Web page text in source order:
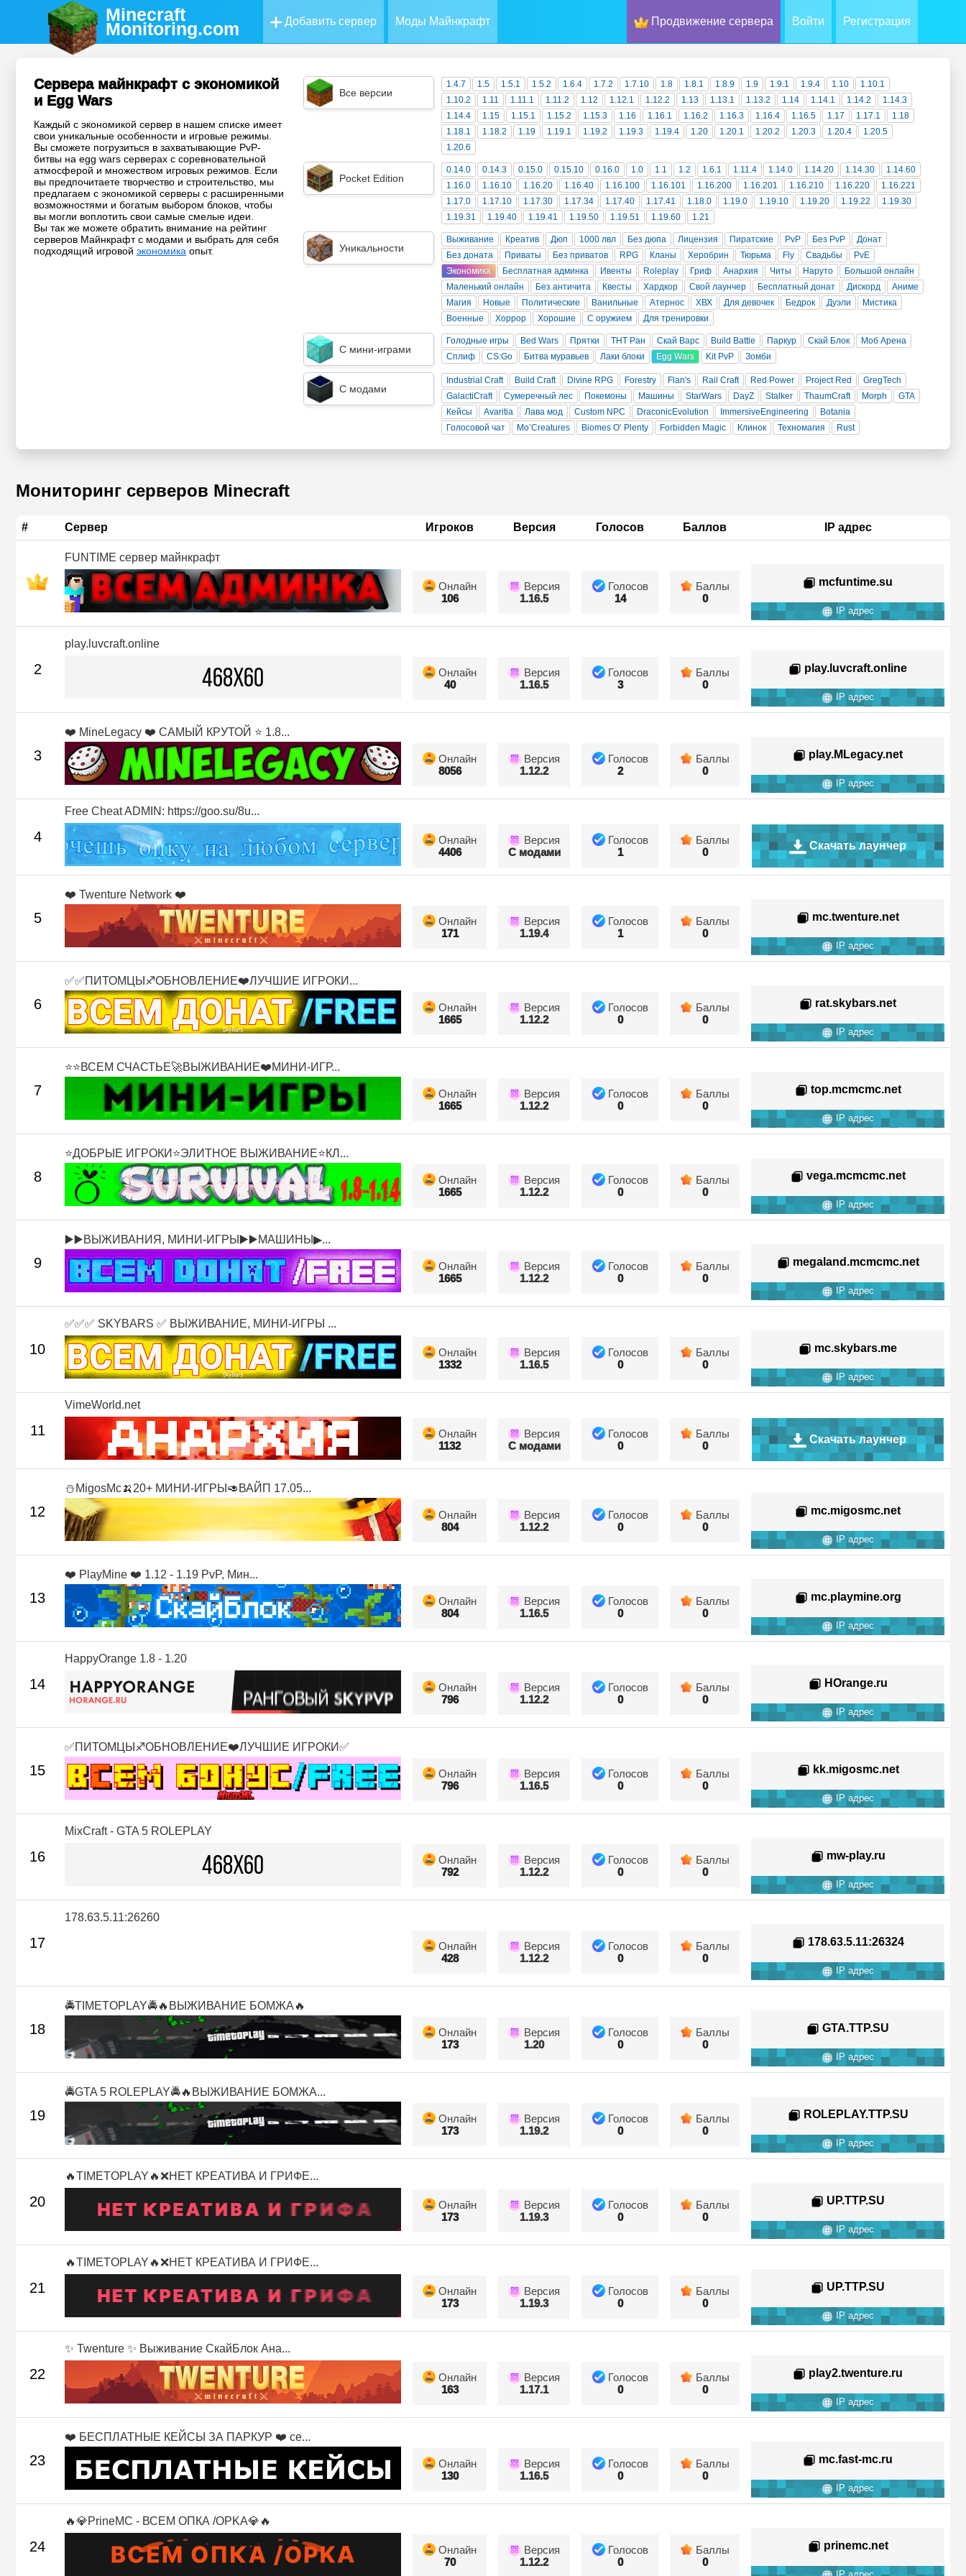
Minecraft
Monitoring.com Добавить сервер Моды Майнкрафт Продвижение сервера Войти Регистрация
Сервера майнкрафт с экономикой
и Egg Wars
Каждый с экономикой сервер в нашем списке имеет
свои уникальные особенности и игровые режимы.
Вы сможете погрузиться в захватывающие PvP-
битвы на egg wars серверах с соревновательной
атмосферой и множеством игровых режимов. Если
вы предпочитаете творчество и строительство, мы
предлагаем с экономикой серверы с расширенными
возможностями и богатым выбором блоков, чтобы
вы могли воплотить свои самые смелые идеи.
Вы так же можете обратить внимание на рейтинг
серверов Майнкрафт с модами и выбрать для себя
подходящий игровой экономика опыт.
Все версии
1.4.7 1.5 1.5.1 1.5.2 1.6.4 1.7.2 1.7.10 1.8 1.8.1 1.8.9 1.9 1.9.1 1.9.4 1.10
1.10.1
1.10.2
1.11 1.11.1 1.11.2 1.12 1.12.1 1.12.2 1.13 1.13.1 1.13.2 1.14 1.14.1 1.14.2
1.14.3
1.14.4
1.15 1.15.1 1.15.2 1.15.3 1.16 1.16.1 1.16.2 1.16.3 1.16.4 1.16.5 1.17 1.17.1
1.18
1.18.1
1.18.2 1.19 1.19.1 1.19.2 1.19.3 1.19.4 1.20 1.20.1 1.20.2 1.20.3 1.20.4
1.20.5
1.20.6
Pocket Edition
0.14.0 0.14.3 0.15.0 0.15.10 0.16.0 1.0 1.1 1.2 1.6.1 1.11.4 1.14.0 1.14.20 1.14.30
1.14.60
1.16.0
1.16.10 1.16.20 1.16.40 1.16.100 1.16.101 1.16.200 1.16.201 1.16.210 1.16.220
1.16.221
1.17.0
1.17.10 1.17.30 1.17.34 1.17.40 1.17.41 1.18.0 1.19.0 1.19.10 1.19.20 1.19.22
1.19.30
1.19.31
1.19.40 1.19.41 1.19.50 1.19.51 1.19.60 1.21
Уникальности
Выживание Креатив Дюп 1000 лвл Без дюпа Лицензия Пиратские PvP Без PvP
Донат
Без доната
Приваты Без приватов RPG Кланы Херобрин Тюрьма Fly Свадьбы
PvE
Экономика
Бесплатная админка Ивенты Roleplay Гриф Анархия Читы Наруто
Большой онлайн
Маленький онлайн
Без античита Квесты Хардкор Свой лаунчер Бесплатный донат Дискорд
Аниме
Магия
Новые Политические Ванильные Атернос ХВХ Для девочек Бедрок Дуэли
Мистика
Военные
Хоррор Хорошие С оружием Для тренировки
С мини-играми
Голодные игры Bed Wars Прятки ТНТ Ран Скай Варс Build Battle Паркур Скай Блок
Моб Арена
Сплиф
CS:Go Битва муравьев Лаки блоки Egg Wars Kit PvP Зомби
С модами
Industrial Craft Build Craft Divine RPG Forestry Flan's Rail Craft Red Power Project Red
GregTech
GalactiCraft
Сумеречный лес Покемоны Машины StarWars DayZ Stalker ThaumCraft Morph
GTA
Кейсы
Avaritia Лава мод Custom NPC DraconicEvolution ImmersiveEngineering
Botania
Голосовой чат
Mo’Creatures Biomes O’ Plenty Forbidden Magic Клинок Техномагия Rust
Мониторинг серверов Minecraft
# Сервер Игроков Версия Голосов Баллов IP адрес
FUNTIME сервер майнкрафт
Онлайн
106
Версия
1.16.5
Голосов
14
Баллы
0
mcfuntime.su
IP адрес
2
play.luvcraft.online
Онлайн
40
Версия
1.16.5
Голосов
3
Баллы
0
play.luvcraft.online
IP адрес
3
❤️ MineLegacy ❤️ САМЫЙ КРУТОЙ ⭐ 1.8...
Онлайн
8056
Версия
1.12.2
Голосов
2
Баллы
0
play.MLegacy.net
IP адрес
4
Free Cheat ADMIN: https://goo.su/8u...
Онлайн
4406
Версия
С модами
Голосов
1
Баллы
0
Скачать лаунчер
5
❤️ Twenture Network ❤️
Онлайн
171
Версия
1.19.4
Голосов
1
Баллы
0
mc.twenture.net
IP адрес
6
✅✅ПИТОМЦЫ♐ОБНОВЛЕНИЕ❤️ЛУЧШИЕ ИГРОКИ...
Онлайн
1665
Версия
1.12.2
Голосов
0
Баллы
0
rat.skybars.net
IP адрес
7
⭐⭐ВСЕМ СЧАСТЬЕ🚀ВЫЖИВАНИЕ❤️МИНИ-ИГР...
Онлайн
1665
Версия
1.12.2
Голосов
0
Баллы
0
top.mcmcmc.net
IP адрес
8
⭐ДОБРЫЕ ИГРОКИ⭐ЭЛИТНОЕ ВЫЖИВАНИЕ⭐КЛ...
Онлайн
1665
Версия
1.12.2
Голосов
0
Баллы
0
vega.mcmcmc.net
IP адрес
9
▶️▶️ВЫЖИВАНИЯ, МИНИ-ИГРЫ▶️▶️МАШИНЫ▶...
Онлайн
1665
Версия
1.12.2
Голосов
0
Баллы
0
megaland.mcmcmc.net
IP адрес
10
✅✅✅ SKYBARS ✅ ВЫЖИВАНИЕ, МИНИ-ИГРЫ ...
Онлайн
1332
Версия
1.16.5
Голосов
0
Баллы
0
mc.skybars.me
IP адрес
11
VimeWorld.net
Онлайн
1132
Версия
С модами
Голосов
0
Баллы
0
Скачать лаунчер
12
⛄MigosMc🍌20+ МИНИ-ИГРЫ🥑ВАЙП 17.05...
Онлайн
804
Версия
1.12.2
Голосов
0
Баллы
0
mc.migosmc.net
IP адрес
13
❤️ PlayMine ❤️ 1.12 - 1.19 PvP, Мин...
Онлайн
804
Версия
1.16.5
Голосов
0
Баллы
0
mc.playmine.org
IP адрес
14
HappyOrange 1.8 - 1.20
Онлайн
796
Версия
1.12.2
Голосов
0
Баллы
0
HOrange.ru
IP адрес
15
✅ПИТОМЦЫ♐ОБНОВЛЕНИЕ❤️ЛУЧШИЕ ИГРОКИ✅
Онлайн
796
Версия
1.16.5
Голосов
0
Баллы
0
kk.migosmc.net
IP адрес
16
MixCraft - GTA 5 ROLEPLAY
Онлайн
792
Версия
1.12.2
Голосов
0
Баллы
0
mw-play.ru
IP адрес
17
178.63.5.11:26260
Онлайн
428
Версия
1.12.2
Голосов
0
Баллы
0
178.63.5.11:26324
IP адрес
18
🚔TIMETOPLAY🚔🔥ВЫЖИВАНИЕ БОМЖА🔥
Онлайн
173
Версия
1.20
Голосов
0
Баллы
0
GTA.TTP.SU
IP адрес
19
🚔GTA 5 ROLEPLAY🚔🔥ВЫЖИВАНИЕ БОМЖА...
Онлайн
173
Версия
1.19.2
Голосов
0
Баллы
0
ROLEPLAY.TTP.SU
IP адрес
20
🔥TIMETOPLAY🔥❌НЕТ КРЕАТИВА И ГРИФЕ...
Онлайн
173
Версия
1.19.3
Голосов
0
Баллы
0
UP.TTP.SU
IP адрес
21
🔥TIMETOPLAY🔥❌НЕТ КРЕАТИВА И ГРИФЕ...
Онлайн
173
Версия
1.19.3
Голосов
0
Баллы
0
UP.TTP.SU
IP адрес
22
✨ Twenture ✨ Выживание СкайБлок Ана...
Онлайн
163
Версия
1.17.1
Голосов
0
Баллы
0
play2.twenture.ru
IP адрес
23
❤️ БЕСПЛАТНЫЕ КЕЙСЫ ЗА ПАРКУР ❤️ се...
Онлайн
130
Версия
1.16.5
Голосов
0
Баллы
0
mc.fast-mc.ru
IP адрес
24
🔥💎PrineMC - ВСЕМ ОПКА /OPKA💎🔥
Онлайн
70
Версия
1.12.2
Голосов
0
Баллы
0
prinemc.net